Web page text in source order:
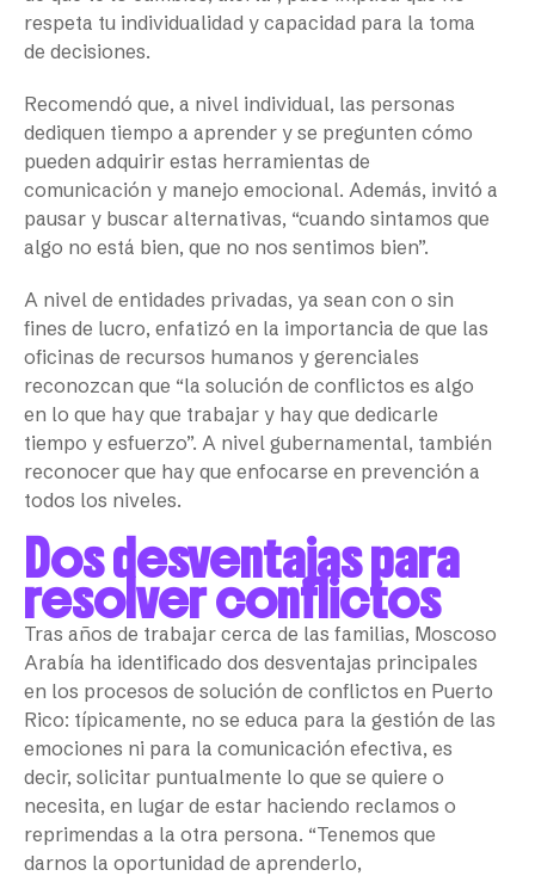
respeta tu individualidad y capacidad para la toma
de decisiones.
Recomendó que, a nivel individual, las personas
dediquen tiempo a aprender y se pregunten cómo
pueden adquirir estas herramientas de
comunicación y manejo emocional. Además, invitó a
pausar y buscar alternativas, “cuando sintamos que
algo no está bien, que no nos sentimos bien”.
A nivel de entidades privadas, ya sean con o sin
fines de lucro, enfatizó en la importancia de que las
oficinas de recursos humanos y gerenciales
reconozcan que “la solución de conflictos es algo
en lo que hay que trabajar y hay que dedicarle
tiempo y esfuerzo”. A nivel gubernamental, también
reconocer que hay que enfocarse en prevención a
todos los niveles.
Dos desventajas para
resolver conflictos
Tras años de trabajar cerca de las familias, Moscoso
Arabía ha identificado dos desventajas principales
en los procesos de solución de conflictos en Puerto
Rico: típicamente, no se educa para la gestión de las
emociones ni para la comunicación efectiva, es
decir, solicitar puntualmente lo que se quiere o
necesita, en lugar de estar haciendo reclamos o
reprimendas a la otra persona. “Tenemos que
darnos la oportunidad de aprenderlo,